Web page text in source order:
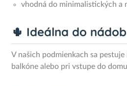
vhodná do minimalistických a
🌵 Ideálna do nádob
V našich podmienkach sa
balkóne alebo pri vstupe do